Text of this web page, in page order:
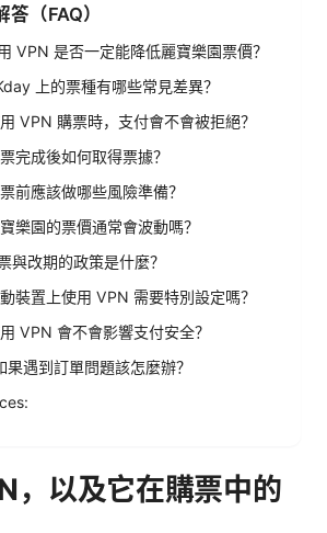
（FAQ）
VPN 是否一定能降低麗寶樂園票價？
上的票種有哪些常見差異？
VPN 購票時，支付會不會被拒絕？
完成後如何取得票據？
前應該做哪些風險準備？
樂園的票價通常會波動嗎？
與改期的政策是什麼？
裝置上使用 VPN 需要特別設定嗎？
VPN 會不會影響支付安全？
果遇到訂單問題該怎麼辦？
，以及它在購票中的